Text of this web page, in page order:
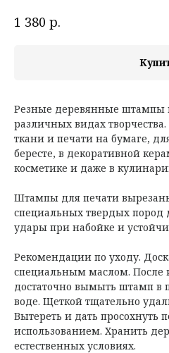
1 380 р.
Резные деревянные штампы
различных видах
ткани и печати на бумаге,
бересте, в декоративной
косметике и даже в
Штампы для печати
специальных твердых
удары при набойке и
Рекомендации по уходу.
специальным маслом. После
достаточно вымыть штамп в
воде. Щеткой тщательно
Вытереть и дать
использованием. Хранить
естественных условиях.